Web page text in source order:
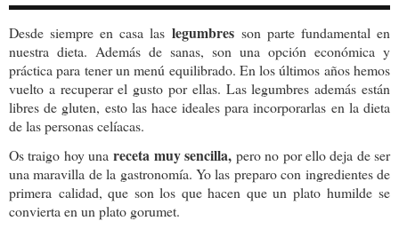
Desde siempre en casa las legumbres son parte fundamental en
nuestra dieta. Además de sanas, son una opción económica y
práctica para tener un menú equilibrado. En los últimos años hemos
vuelto a recuperar el gusto por ellas. Las legumbres además están
libres de gluten, esto las hace ideales para incorporarlas en la dieta
de las personas celíacas.
Os traigo hoy unareceta muy sencilla,pero no por ello deja de ser
una maravilla de la gastronomía. Yo las preparo con ingredientes de
primera calidad, que son los que hacen que un plato humilde se
convierta en un plato gorumet.